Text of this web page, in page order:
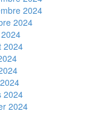
2024
2024
2024
2024
2024